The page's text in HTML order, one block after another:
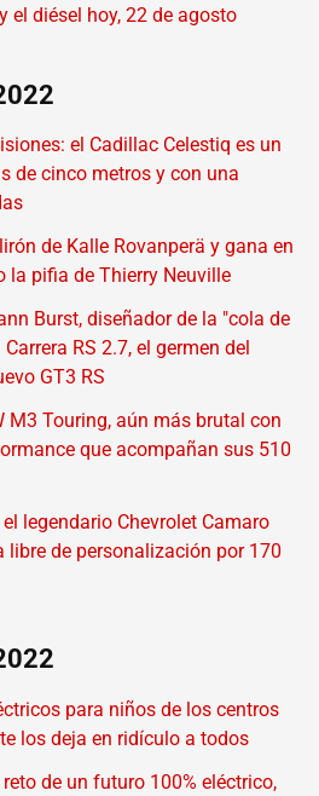
el diésel hoy, 22 de agosto
el Cadillac Celestiq es un
de cinco metros y con una
de Kalle Rovanperä y gana en
la pifia de Thierry Neuville
Burst, diseñador de la "cola de
RS 2.7, el germen del
GT3 RS
M3 Touring, aún más brutal con
que acompañan sus 510
legendario Chevrolet Camaro
libre de personalización por 170
para niños de los centros
los deja en ridículo a todos
de un futuro 100% eléctrico,